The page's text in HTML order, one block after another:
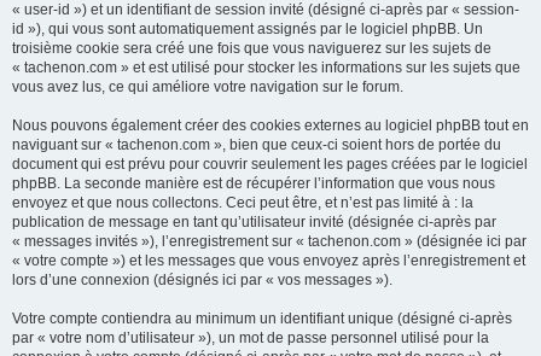
« user-id ») et un identifiant de session invité (désigné ci-après par « session-
id »), qui vous sont automatiquement assignés par le logiciel phpBB. Un
troisième cookie sera créé une fois que vous naviguerez sur les sujets de
« tachenon.com » et est utilisé pour stocker les informations sur les sujets que
vous avez lus, ce qui améliore votre navigation sur le forum.
Nous pouvons également créer des cookies externes au logiciel phpBB tout en
naviguant sur « tachenon.com », bien que ceux-ci soient hors de portée du
document qui est prévu pour couvrir seulement les pages créées par le logiciel
phpBB. La seconde manière est de récupérer l’information que vous nous
envoyez et que nous collectons. Ceci peut être, et n’est pas limité à : la
publication de message en tant qu’utilisateur invité (désignée ci-après par
« messages invités »), l’enregistrement sur « tachenon.com » (désignée ici par
« votre compte ») et les messages que vous envoyez après l’enregistrement et
lors d’une connexion (désignés ici par « vos messages »).
Votre compte contiendra au minimum un identifiant unique (désigné ci-après
par « votre nom d’utilisateur »), un mot de passe personnel utilisé pour la